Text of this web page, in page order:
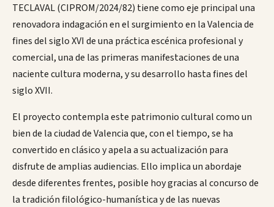
TECLAVAL (CIPROM/2024/82) tiene como eje principal una
renovadora indagación en el surgimiento en la Valencia de
fines del siglo XVI de una práctica escénica profesional y
comercial, una de las primeras manifestaciones de una
naciente cultura moderna, y su desarrollo hasta fines del
siglo XVII.
El proyecto contempla este patrimonio cultural como un
bien de la ciudad de Valencia que, con el tiempo, se ha
convertido en clásico y apela a su actualización para
disfrute de amplias audiencias. Ello implica un abordaje
desde diferentes frentes, posible hoy gracias al concurso de
la tradición filológico-humanística y de las nuevas